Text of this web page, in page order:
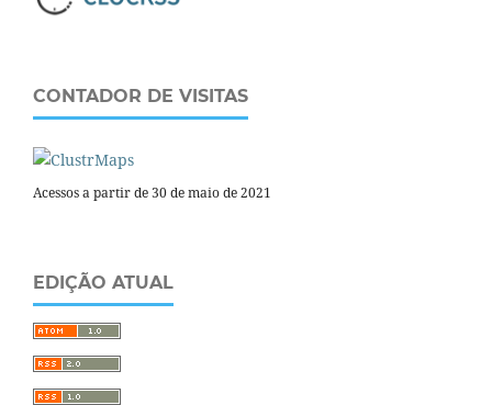
CONTADOR DE VISITAS
Acessos a partir de 30 de maio de 2021
EDIÇÃO ATUAL